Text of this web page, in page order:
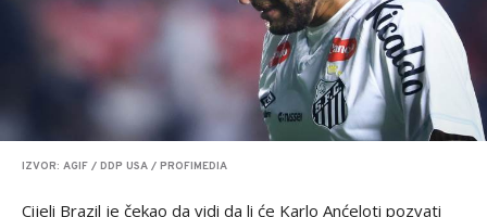
IZVOR: AGIF / DDP USA / PROFIMEDIA
Cijeli Brazil je čekao da vidi da li će Karlo Anćeloti pozvati